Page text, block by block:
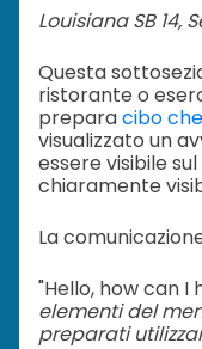
Louisiana SB 14,
Questa
ristorante o
preparacibo
visualizzato un
essere visibile
chiaramente
La
"Hello, how can I
elementi del
preparati